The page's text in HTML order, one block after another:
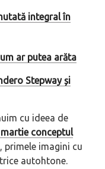
integral în
ar putea arăta
Stepway și
cu ideea de
conceptul
imagini cu
autohtone.